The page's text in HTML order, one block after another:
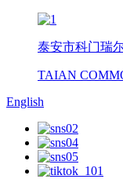
泰安市科门瑞
TAIAN
English